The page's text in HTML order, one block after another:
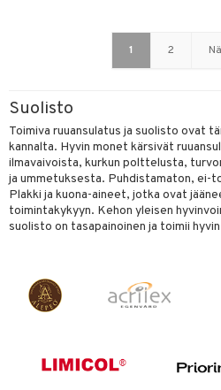
1 2
Suolisto
Toimiva ruuansulatus ja suolisto ovat
kannalta. Hyvin monet kärsivät
ilmavaivoista, kurkun polttelusta,
ja ummetuksesta. Puhdistamaton, ei-
Plakki ja kuona-aineet, jotka ovat
toimintakykyyn. Kehon yleisen
suolisto on tasapainoinen ja toimii